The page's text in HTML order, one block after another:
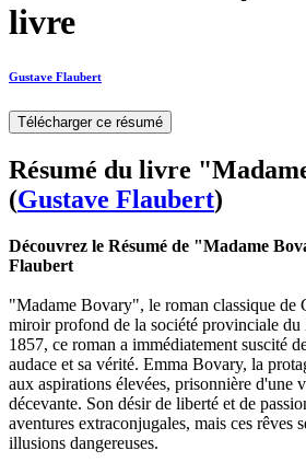
livre
Gustave Flaubert
Télécharger ce résumé
Résumé du livre
(Gustave Flaubert)
Découvrez le Résumé de "Madame
Flaubert
"Madame Bovary", le roman classique de
miroir profond de la société provinciale
1857, ce roman a immédiatement suscité
audace et sa vérité. Emma Bovary, la
aux aspirations élevées, prisonnière d'une
décevante. Son désir de liberté et de
aventures extraconjugales, mais ces rêves
illusions dangereuses.